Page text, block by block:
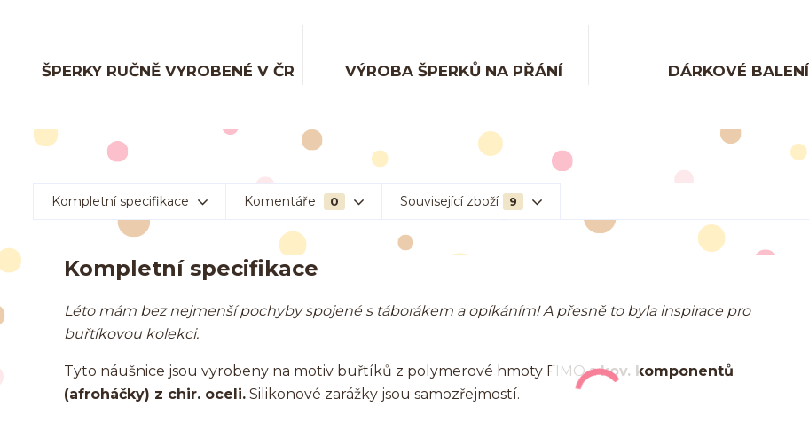
ŠPERKY RUČNĚ VYROBENÉ V ČR VÝROBA ŠPERKŮ NA PŘÁNÍ DÁRKOVÉ BALENÍ
Kompletní specifikace Komentáře 0 Související zboží 9
Kompletní specifikace
Léto mám bez nejmenší pochyby spojené s táborákem a opíkáním! A přesně to byla inspirace pro
buřtíkovou kolekci.
Tyto náušnice jsou vyrobeny na motiv buřtíků z polymerové hmoty FIMO akov. komponentů
(afroháčky) z chir. oceli. Silikonové zarážky jsou samozřejmostí.